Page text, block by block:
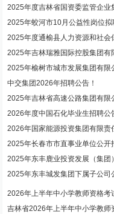
2025年度吉林省国资委监管企业
2025年蛟河市10月公益性岗位
2025年度通榆县人力资源和社
2025年吉林瑞雅国际控股集团有
2025年榆树市城市发展集团有限
中交集团2026年招聘公告！
2025年吉林省高速公路集团有
2026年度中国石化毕业生招聘公
2026年国家能源投资集团有限
2025年长春市市直事业单位公
2025年东丰鹿业投资发展（集
2025年东丰城发集团下属子公
2026年上半年中小学教师资格考
吉林省2026年上半年中小学教师